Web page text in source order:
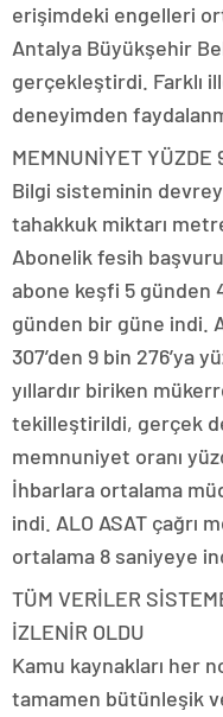
erişimdeki engelleri
Antalya Büyükşehir
gerçekleştirdi. Farklı
deneyimden
MEMNUNİYET YÜZDE
Bilgi sisteminin
tahakkuk miktarı
Abonelik fesih
abone keşfi 5 günden
günden bir güne indi.
307’den 9 bin 276’ya
yıllardır biriken
tekilleştirildi, gerçek
memnuniyet oranı
İhbarlara ortalama
indi. ALO ASAT çağrı
ortalama 8 saniyeye
TÜM VERİLER
İZLENİR OLDU
Kamu kaynakları her
tamamen bütünleşik